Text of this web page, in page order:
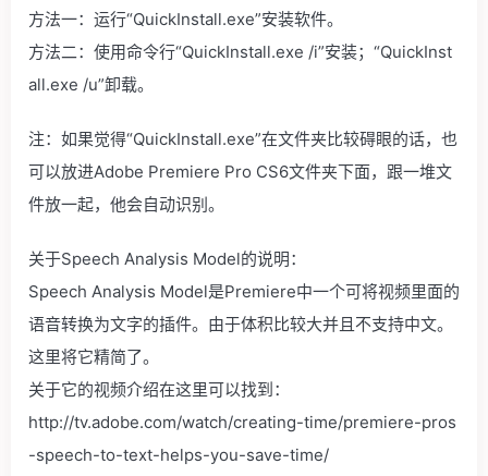
方法一：运行“QuickInstall.exe”安装软件。
方法二：使用命令行“QuickInstall.exe /i”安装；“QuickInst
all.exe /u”卸载。
注：如果觉得“QuickInstall.exe”在文件夹比较碍眼的话，也
可以放进Adobe Premiere Pro CS6文件夹下面，跟一堆文
件放一起，他会自动识别。
关于Speech Analysis Model的说明：
Speech Analysis Model是Premiere中一个可将视频里面的
语音转换为文字的插件。由于体积比较大并且不支持中文。
这里将它精简了。
关于它的视频介绍在这里可以找到：
http://tv.adobe.com/watch/creating-time/premiere-pros
-speech-to-text-helps-you-save-time/